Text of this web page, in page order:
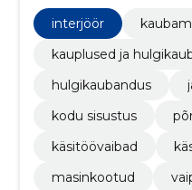
interjöör
kauplused ja
hulgikaubandus
kodu sisustus
käsitöövaibad
masinkootud